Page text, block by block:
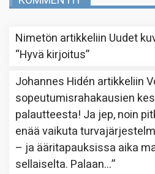
Nimetön artikkeliin Uudet
“Hyvä kirjoitus”
Johannes Hidén artikkeliin
sopeutumisrahakausien
palautteesta! Ja jep, noin
enää vaikuta
– ja ääritapauksissa aika
sellaiselta. Palaan…”